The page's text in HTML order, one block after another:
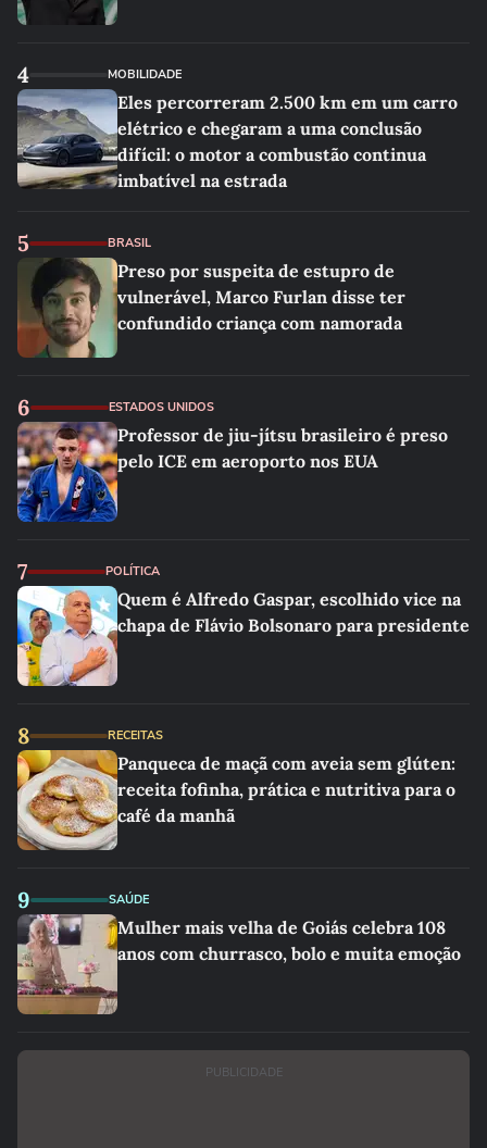
4 MOBILIDADE
Eles percorreram 2.500 km em um carro
elétrico e chegaram a uma conclusão
difícil: o motor a combustão continua
imbatível na estrada
5 BRASIL
Preso por suspeita de estupro de
vulnerável, Marco Furlan disse ter
confundido criança com namorada
6 ESTADOS UNIDOS
Professor de jiu-jítsu brasileiro é preso
pelo ICE em aeroporto nos EUA
7 POLÍTICA
Quem é Alfredo Gaspar, escolhido vice na
chapa de Flávio Bolsonaro para presidente
8 RECEITAS
Panqueca de maçã com aveia sem glúten:
receita fofinha, prática e nutritiva para o
café da manhã
9 SAÚDE
Mulher mais velha de Goiás celebra 108
anos com churrasco, bolo e muita emoção
PUBLICIDADE